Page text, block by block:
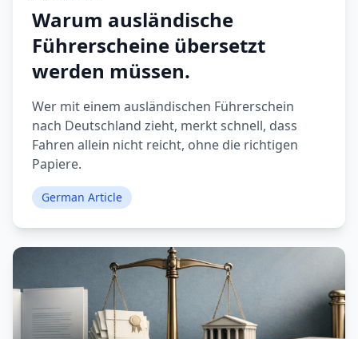
Warum ausländische
Führerscheine übersetzt
werden müssen.
Wer mit einem ausländischen Führerschein
nach Deutschland zieht, merkt schnell, dass
Fahren allein nicht reicht, ohne die richtigen
Papiere.
German Article